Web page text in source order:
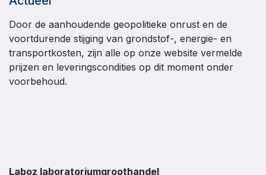
Door de aanhoudende geopolitieke onrust en de
voortdurende stijging van grondstof-, energie- en
transportkosten, zijn alle op onze website vermelde
prijzen en leveringscondities op dit moment onder
voorbehoud.
Laboz laboratoriumgroothandel